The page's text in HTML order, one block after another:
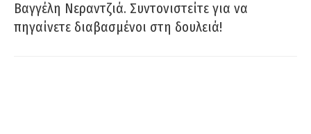
Βαγγέλη Νεραντζιά. Συντονιστείτε για να
πηγαίνετε διαβασμένοι στη δουλειά!